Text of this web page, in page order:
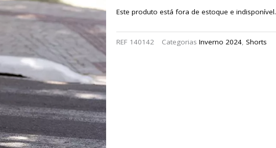
Este produto está fora de estoque e indisponível.
REF 140142 Categorias Inverno 2024, Shorts